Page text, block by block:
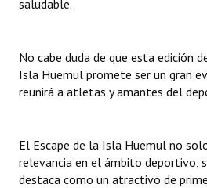
saludable.
No cabe duda de que esta edición
Isla Huemul promete ser un gran
reunirá a atletas y amantes del
El Escape de la Isla Huemul no
relevancia en el ámbito deportivo,
destaca como un atractivo de